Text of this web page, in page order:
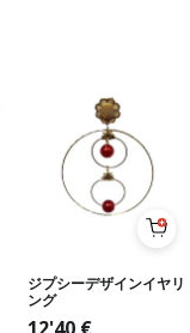
ジプシーデザインイヤリ
ング